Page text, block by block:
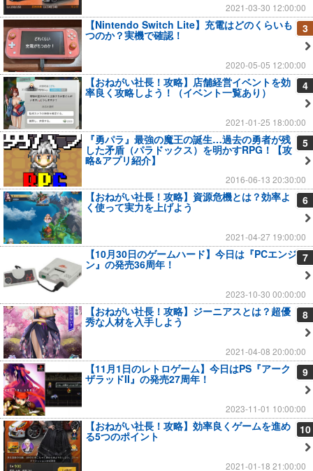
2021-03-30 12:00:00
3
【Nintendo Switch Lite】充電はどのくらいも
つのか？実機で確認！
2020-05-05 12:00:00
4
【おねがい社長！攻略】店舗経営イベントを効
率良く攻略しよう！（イベント一覧あり）
2021-01-25 18:00:00
5
『勇パラ』最強の魔王の誕生…過去の勇者が残
した矛盾（パラドックス）を明かすRPG！【攻
略&アプリ紹介】
2016-06-13 20:30:00
6
【おねがい社長！攻略】資源危機とは？効率よ
く使って実力を上げよう
2021-04-27 19:00:00
7
【10月30日のゲームハード】今日は『PCエンジ
ン』の発売36周年！
2023-10-30 00:00:00
8
【おねがい社長！攻略】ジーニアスとは？超優
秀な人材を入手しよう
2021-04-08 20:00:00
9
【11月1日のレトロゲーム】今日はPS『アーク
ザラッドII』の発売27周年！
2023-11-01 10:00:00
10
【おねがい社長！攻略】効率良くゲームを進め
る5つのポイント
2021-01-18 21:00:00